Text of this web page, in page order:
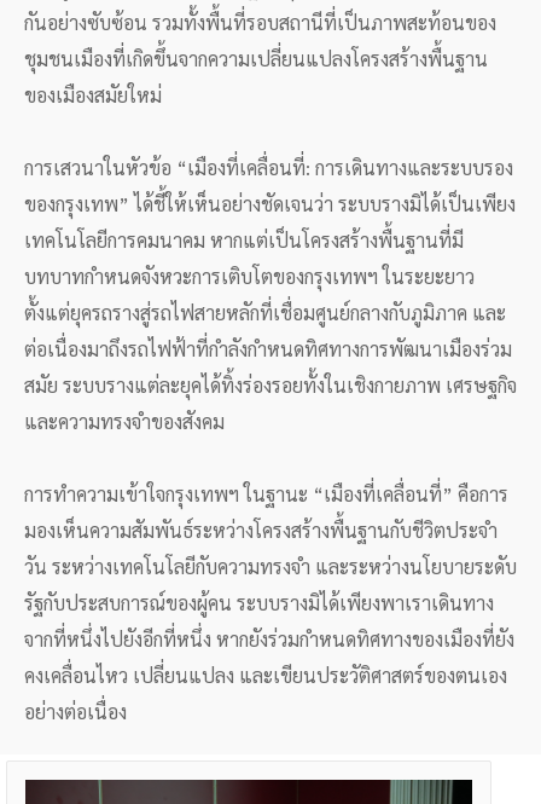
กันอย่างซับซ้อน รวมทั้งพื้นที่รอบสถานีที่เป็นภาพสะท้อนของ
ชุมชนเมืองที่เกิดขึ้นจากความเปลี่ยนแปลงโครงสร้างพื้นฐาน
ของเมืองสมัยใหม่
การเสวนาในหัวข้อ “เมืองที่เคลื่อนที่: การเดินทางและระบบรอง
ของกรุงเทพ” ได้ชี้ให้เห็นอย่างชัดเจนว่า ระบบรางมิได้เป็นเพียง
เทคโนโลยีการคมนาคม หากแต่เป็นโครงสร้างพื้นฐานที่มี
บทบาทกำหนดจังหวะการเติบโตของกรุงเทพฯ ในระยะยาว
ตั้งแต่ยุครถรางสู่รถไฟสายหลักที่เชื่อมศูนย์กลางกับภูมิภาค และ
ต่อเนื่องมาถึงรถไฟฟ้าที่กำลังกำหนดทิศทางการพัฒนาเมืองร่วม
สมัย ระบบรางแต่ละยุคได้ทิ้งร่องรอยทั้งในเชิงกายภาพ เศรษฐกิจ
และความทรงจำของสังคม
การทำความเข้าใจกรุงเทพฯ ในฐานะ “เมืองที่เคลื่อนที่” คือการ
มองเห็นความสัมพันธ์ระหว่างโครงสร้างพื้นฐานกับชีวิตประจำ
วัน ระหว่างเทคโนโลยีกับความทรงจำ และระหว่างนโยบายระดับ
รัฐกับประสบการณ์ของผู้คน ระบบรางมิได้เพียงพาเราเดินทาง
จากที่หนึ่งไปยังอีกที่หนึ่ง หากยังร่วมกำหนดทิศทางของเมืองที่ยัง
คงเคลื่อนไหว เปลี่ยนแปลง และเขียนประวัติศาสตร์ของตนเอง
อย่างต่อเนื่อง